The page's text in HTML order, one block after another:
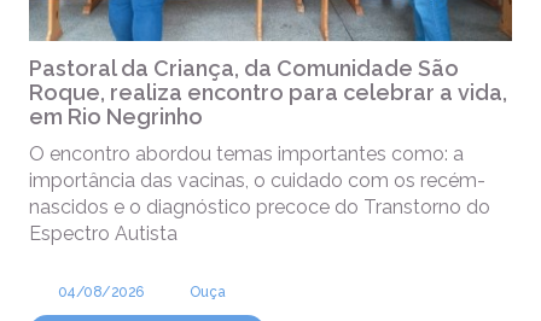
Pastoral da Criança, da Comunidade São
Roque, realiza encontro para celebrar a vida,
em Rio Negrinho
O encontro abordou temas importantes como: a
importância das vacinas, o cuidado com os recém-
nascidos e o diagnóstico precoce do Transtorno do
Espectro Autista
04/08/2026 Ouça